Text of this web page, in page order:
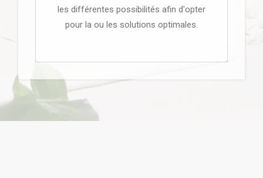
les différentes possibilités afin d'opter
pour la ou les solutions optimales.